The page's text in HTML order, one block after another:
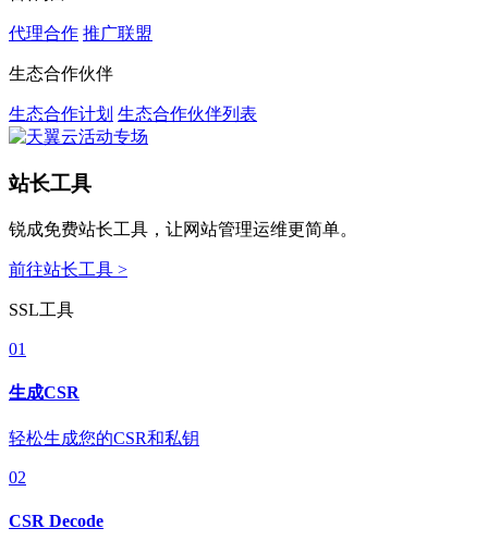
代理合作 推广联盟
生态合作伙伴
生态合作计划 生态合作伙伴列表
站长工具
锐成免费站长工具，让网站管理运维更简单。
前往站长工具 >
SSL工具
01
生成CSR
轻松生成您的CSR和私钥
02
CSR Decode